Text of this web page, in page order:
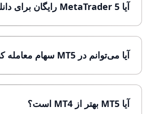
آیا MetaTrader 5 رایگان برای دانلود است؟
آیا می‌توانم در MT5 سهام معامله کنم؟
آیا MT5 بهتر از MT4 است؟